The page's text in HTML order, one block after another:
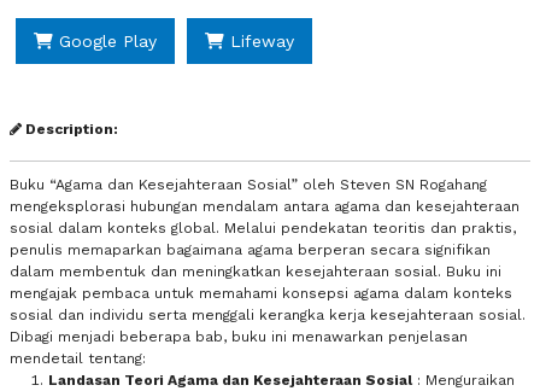
Google Play Lifeway
Description:
Buku “Agama dan Kesejahteraan Sosial” oleh Steven SN Rogahang
mengeksplorasi hubungan mendalam antara agama dan kesejahteraan
sosial dalam konteks global. Melalui pendekatan teoritis dan praktis,
penulis memaparkan bagaimana agama berperan secara signifikan
dalam membentuk dan meningkatkan kesejahteraan sosial. Buku ini
mengajak pembaca untuk memahami konsepsi agama dalam konteks
sosial dan individu serta menggali kerangka kerja kesejahteraan sosial.
Dibagi menjadi beberapa bab, buku ini menawarkan penjelasan
mendetail tentang:
Landasan Teori Agama dan Kesejahteraan Sosial : Menguraikan